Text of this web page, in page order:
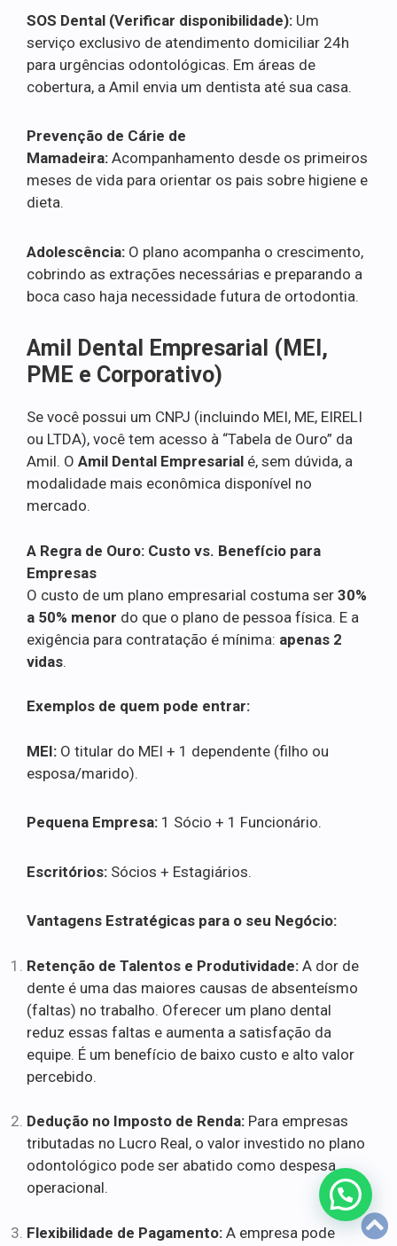
SOS Dental (Verificar disponibilidade): Um
serviço exclusivo de atendimento domiciliar 24h
para urgências odontológicas. Em áreas de
cobertura, a Amil envia um dentista até sua casa.
Prevenção de Cárie de
Mamadeira: Acompanhamento desde os primeiros
meses de vida para orientar os pais sobre higiene e
dieta.
Adolescência: O plano acompanha o crescimento,
cobrindo as extrações necessárias e preparando a
boca caso haja necessidade futura de ortodontia.
Amil Dental Empresarial (MEI,
PME e Corporativo)
Se você possui um CNPJ (incluindo MEI, ME, EIRELI
ou LTDA), você tem acesso à “Tabela de Ouro” da
Amil. O Amil Dental Empresarial é, sem dúvida, a
modalidade mais econômica disponível no
mercado.
A Regra de Ouro: Custo vs. Benefício para
Empresas
O custo de um plano empresarial costuma ser 30%
a 50% menor do que o plano de pessoa física. E a
exigência para contratação é mínima: apenas 2
vidas.
Exemplos de quem pode entrar:
MEI: O titular do MEI + 1 dependente (filho ou
esposa/marido).
Pequena Empresa: 1 Sócio + 1 Funcionário.
Escritórios: Sócios + Estagiários.
Vantagens Estratégicas para o seu Negócio:
Retenção de Talentos e Produtividade: A dor de
dente é uma das maiores causas de absenteísmo
(faltas) no trabalho. Oferecer um plano dental
reduz essas faltas e aumenta a satisfação da
equipe. É um benefício de baixo custo e alto valor
percebido.
Dedução no Imposto de Renda: Para empresas
tributadas no Lucro Real, o valor investido no plano
odontológico pode ser abatido como despesa
operacional.
Flexibilidade de Pagamento: A empresa pode